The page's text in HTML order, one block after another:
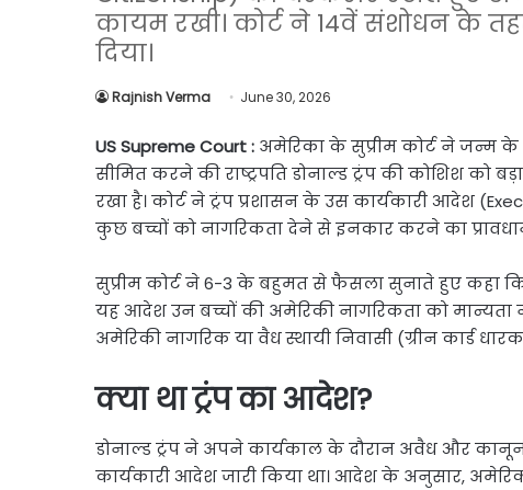
कायम रखी। कोर्ट ने 14वें संशोधन के
दिया।
Rajnish Verma June 30, 2026
US Supreme Court : अमेरिका के सुप्रीम कोर्ट ने जन्म
सीमित करने की राष्ट्रपति डोनाल्ड ट्रंप की कोशिश
रखा है। कोर्ट ने ट्रंप प्रशासन के उस कार्यकारी आदेश
कुछ बच्चों को नागरिकता देने से इनकार करने का
सुप्रीम कोर्ट ने 6-3 के बहुमत से फैसला सुनाते हुए कहा
यह आदेश उन बच्चों की अमेरिकी नागरिकता को मान्यता
अमेरिकी नागरिक या वैध स्थायी निवासी (ग्रीन कार्ड
क्या था ट्रंप का आदेश?
डोनाल्ड ट्रंप ने अपने कार्यकाल के दौरान अवैध और
कार्यकारी आदेश जारी किया था। आदेश के अनुसार,
Link